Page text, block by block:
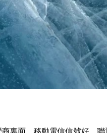
裏面，移動電信信號好，聯